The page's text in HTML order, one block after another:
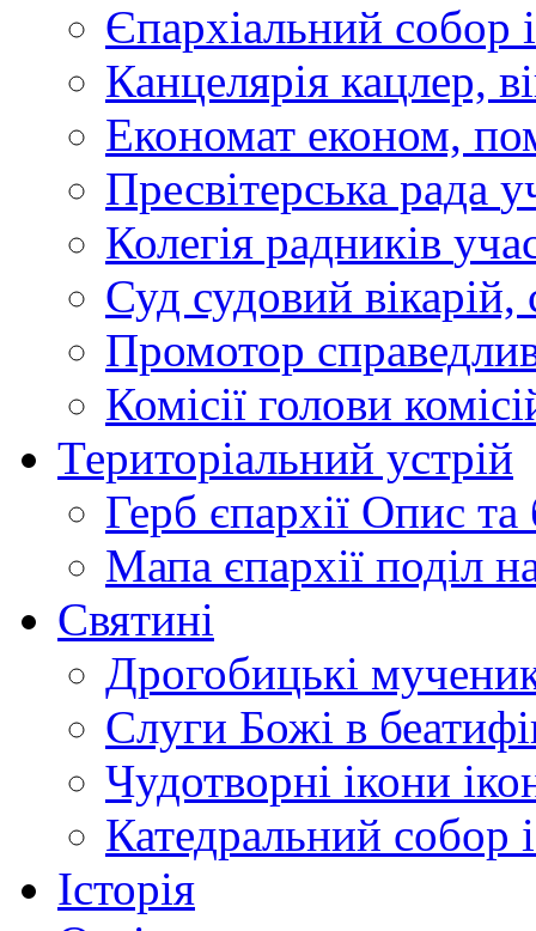
Єпархіальний собор
Канцелярія кацлер,
Економат економ,
Пресвітерська рада
Колегія радників
Суд судовий вікарій,
Промотор
Комісії голови
Територіальний устрій
Герб єпархії Опис та
Мапа єпархії поділ
Святині
Дрогобицькі
Слуги Божі в
Чудотворні ікони
Катедральний собор
Історія